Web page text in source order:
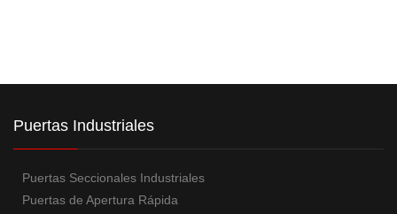
Puertas Industriales
Puertas Seccionales Industriales
Puertas de Apertura Rápida